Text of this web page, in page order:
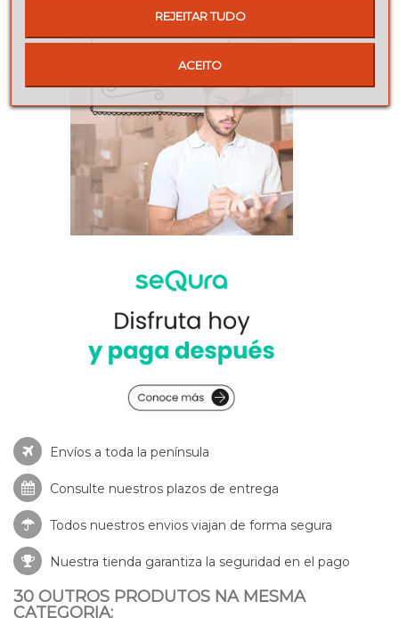
Envíos a toda la península
Consulte nuestros plazos de entrega
Todos nuestros envios viajan de forma segura
Nuestra tienda garantiza la seguridad en el pago
30 OUTROS PRODUTOS NA MESMA
CATEGORIA:
REJEITAR TUDO
ACEITO